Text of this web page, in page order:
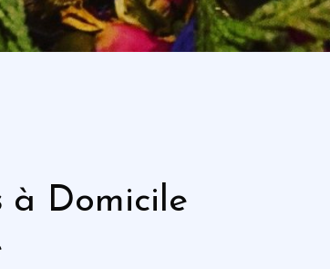
à Domicile